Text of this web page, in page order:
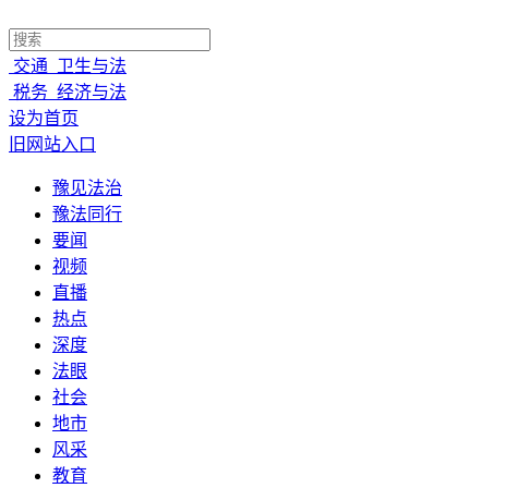
交通 卫生与法
税务 经济与法
设为首页
旧网站入口
豫见法治
豫法同行
要闻
视频
直播
热点
深度
法眼
社会
地市
风采
教育